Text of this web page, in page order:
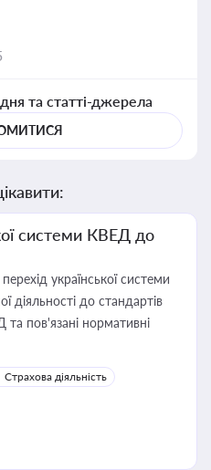
та статті-джерела
системи КВЕД до
української системи
діяльності до стандартів
пов'язані нормативні
Страхова діяльність